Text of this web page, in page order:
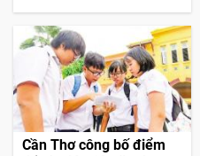
Cần Thơ công bố điểm